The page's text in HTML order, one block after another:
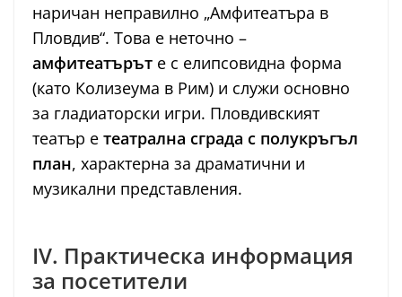
наричан неправилно „Амфитеатъра в
Пловдив“. Това е неточно –
амфитеатърът е с елипсовидна форма
(като Колизеума в Рим) и служи основно
за гладиаторски игри. Пловдивският
театър е театрална сграда с полукръгъл
план, характерна за драматични и
музикални представления.
IV. Практическа информация
за посетители